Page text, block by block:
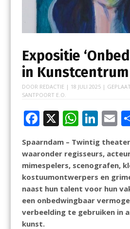
Expositie
in
DOOR REDACTIE | 18 JULI 2025|
SANTPOORT E.O.
F
ac
e
b
o
o
k
X W
h
at
s
A
p
p
Li
n
k
e
dI
n
E
ai
l
Spaarndam – Twintig
waaronder regisseurs,
mimespelers, scenografen,
kostuumontwerpers en
naast hun talent voor hun
een onbedwingbaar
verbeelding te gebruiken in
kunst.